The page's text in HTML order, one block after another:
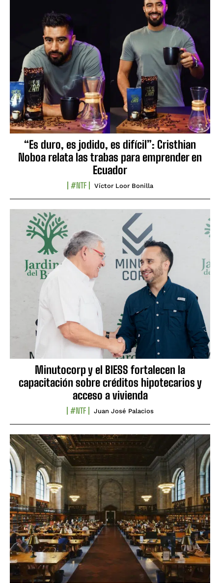
“Es duro, es jodido, es difícil”: Cristhian
Noboa relata las trabas para emprender en
Ecuador
#NTF Víctor Loor Bonilla
Minutocorp y el BIESS fortalecen la
capacitación sobre créditos hipotecarios y
acceso a vivienda
#NTF Juan José Palacios